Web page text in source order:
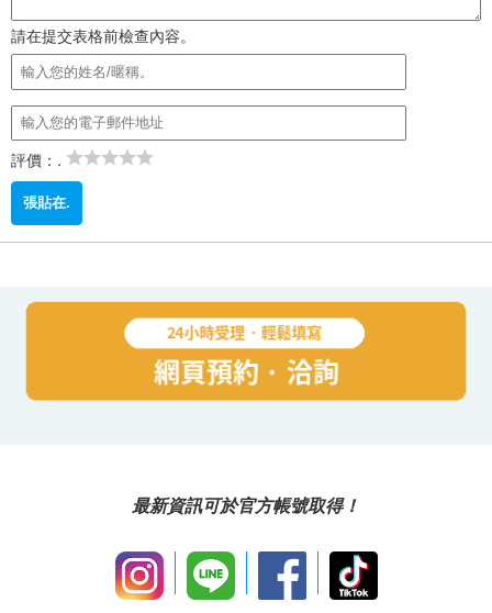
請在提交表格前檢查內容。
評價：.
最新資訊可於官方帳號取得！